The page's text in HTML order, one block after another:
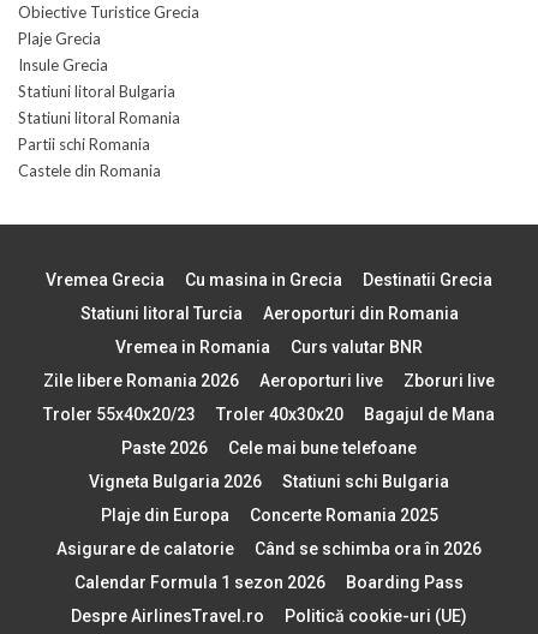
Obiective Turistice Grecia
Plaje Grecia
Insule Grecia
Statiuni litoral Bulgaria
Statiuni litoral Romania
Partii schi Romania
Castele din Romania
Vremea Grecia Cu masina in Grecia
Destinatii Grecia
Statiuni litoral Turcia
Aeroporturi din Romania
Vremea in Romania
Curs valutar BNR
Zile libere Romania 2026
Aeroporturi live
Zboruri live
Troler 55x40x20/23
Troler 40x30x20
Bagajul de Mana
Paste 2026
Cele mai bune telefoane
Vigneta Bulgaria 2026
Statiuni schi Bulgaria
Plaje din Europa
Concerte Romania 2025
Asigurare de calatorie
Când se schimba ora în 2026
Calendar Formula 1 sezon 2026
Boarding Pass
Despre AirlinesTravel.ro
Politică cookie-uri (UE)